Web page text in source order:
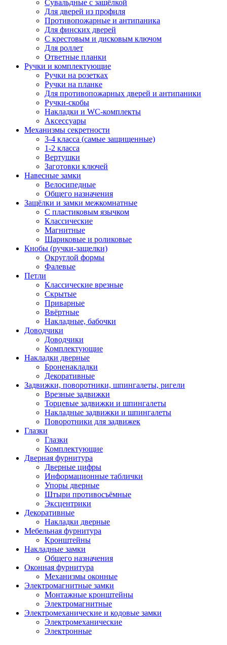
Сувальдные с защёлкой
Для дверей из профиля
Противопожарные и антипаника
Для финских дверей
С крестовым и дисковым ключом
Для роллет
Ответные планки
Ручки и комплектующие
Ручки на розетках
Ручки на планке
Для противопожарных дверей и антипаники
Ручки-скобы
Накладки и WC-комплекты
Аксессуары
Механизмы секретности
3-4 класса (самые защищенные)
1-2 класса
Вертушки
Заготовки ключей
Навесные замки
Велосипедные
Общего назначения
Защёлки и замки межкомнатные
С пластиковым язычком
Классические
Магнитные
Шариковые и роликовые
Кнобы (ручки-защелки)
Округлой формы
Фалевые
Петли
Классические врезные
Скрытые
Приварные
Ввёртные
Накладные, бабочки
Доводчики
Доводчики
Комплектующие
Накладки дверные
Броненакладки
Декоративные
Задвижки, поворотники, шпингалеты, ригели
Врезные задвижки
Торцевые задвижки и шпингалеты
Накладные задвижки и шпингалеты
Поворотники для задвижек
Глазки
Глазки
Комплектующие
Дверная фурнитура
Дверные цифры
Информационные таблички
Упоры дверные
Штыри противосъёмные
Эксцентрики
Декоративные
Накладки дверные
Мебельная фурнитура
Кронштейны
Накладные замки
Общего назначения
Оконная фурнитура
Механизмы оконные
Электромагнитные замки
Монтажные кронштейны
Электромагнитные
Электромеханические и кодовые замки
Электромеханические
Электронные